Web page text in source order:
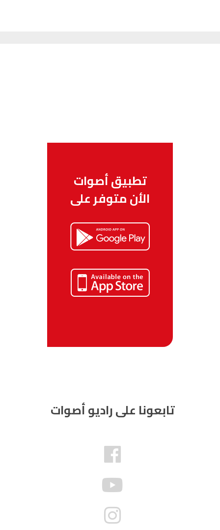
تطبيق أصوات
الأن متوفر على
تابعونا على راديو أصوات